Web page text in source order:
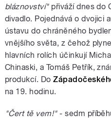
bláznovství" přiváží dnes do
divadlo. Pojednává o dvojici
ústavu do chráněného
vnějšího světa, z čehož
hlavních rolích účinkují
Chinaski, a Tomáš Petřík,
produkcí. Do
na 19. hodinu.
"Čert tě vem!"- sedm